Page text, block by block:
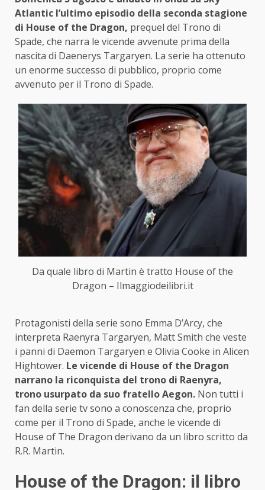
Atlantic l’ultimo episodio della seconda stagione
di House of the Dragon, prequel del Trono di
Spade, che narra le vicende avvenute prima della
nascita di Daenerys Targaryen. La serie ha ottenuto
un enorme successo di pubblico, proprio come
avvenuto per il Trono di Spade.
Da quale libro di Martin è tratto House of the
Dragon – Ilmaggiodeilibri.it
Protagonisti della serie sono Emma D’Arcy, che
interpreta Raenyra Targaryen, Matt Smith che veste
i panni di Daemon Targaryen e Olivia Cooke in Alicen
Hightower. Le vicende di House of the Dragon
narrano la riconquista del trono di Raenyra,
trono usurpato da suo fratello Aegon. Non tutti i
fan della serie tv sono a conoscenza che, proprio
come per il Trono di Spade, anche le vicende di
House of The Dragon derivano da un libro scritto da
R.R. Martin.
House of the Dragon: il libro